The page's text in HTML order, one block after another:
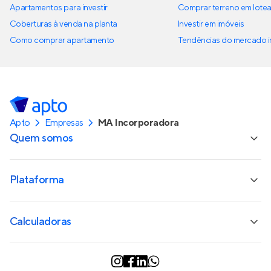
Apartamentos para investir
Coberturas à venda na planta
Como comprar apartamento
Comprar terreno em
Investir em imóveis
Tendências do mercado
Apto Empresas MA Incorporadora
Quem somos
Plataforma
Calculadoras